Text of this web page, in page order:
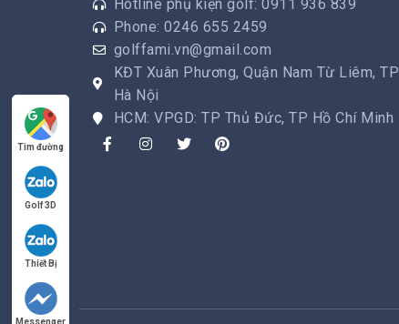
Hotline phụ kiện golf: 0911 936 839
Phone: 0246 655 2459
golffami.vn@gmail.com
KĐT Xuân Phương, Quận Nam Từ Liêm, TP
Hà Nội
HCM: VPGD: TP Thủ Đức, TP Hồ Chí Minh
Tìm đường
Golf 3D
Thiết Bị
Messenger